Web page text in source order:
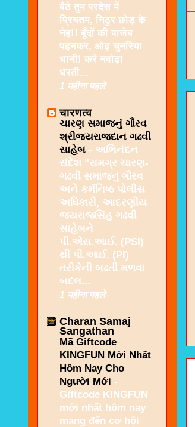
बैठे तुम परदेस में
प्रियतम, निठुर छोड़ के
नेह!! बूँदों की पाजेब
पहनकर, ओढ़ चुनरिया
धानी! करे नवोढ़ा
धरती...
1 महीना पहले
चारणत्व
ચારણ સમાજનું ગૌરવ
શ્રીજયરાજદાન ગઢવી
સાહેબ - અભિનંદન
સંદેશ "સમગ્ર ચારણ-
ગઢવી સમાજનું ગૌરવ
અને કર્મનિષ્ઠ પોલીસ
અધિકારી, આદરણીય
જયરાજસિંહ ગઢવી
સાહેબને
પી.એસ.આઈ. (PSI)
થી પી.આઈ. (PI)
તરીકેની બઢતી મળવા
બદલ...
1 महीना पहले
Charan Samaj
Sangathan
Mã Giftcode
KINGFUN Mới Nhất
Hôm Nay Cho
Người Mới -
Giftcode KINGFUN
mới nhất hôm nay
mang đến cơ hội